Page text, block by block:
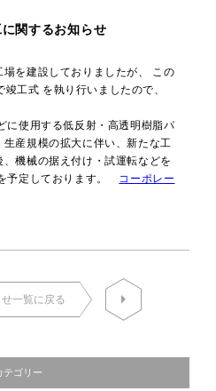
関するお知らせ
を建設しておりましたが、 この
工式 を執り行いましたので、
に使用する低反射・高透明樹脂パ
産規模の拡大に伴い、新たな工
機械の据え付け・試運転などを
予定しております。
コーポレー
一覧に戻る
テゴリー